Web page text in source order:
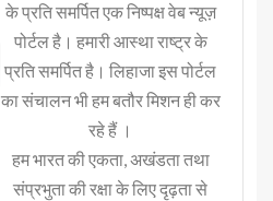
के प्रति समर्पित एक निष्पक्ष वेब न्यूज़
पोर्टल है। हमारी आस्था राष्ट्र के
प्रति समर्पित है। लिहाजा इस पोर्टल
का संचालन भी हम बतौर मिशन ही कर
रहे हैं ।
हम भारत की एकता, अखंडता तथा
संप्रभुता की रक्षा के लिए दृढ़ता से